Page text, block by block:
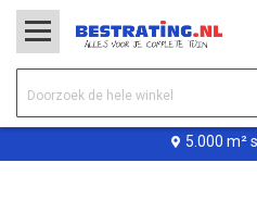
5.000 m²